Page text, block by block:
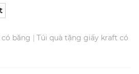
băng | Túi quà tặng giấy kraft có